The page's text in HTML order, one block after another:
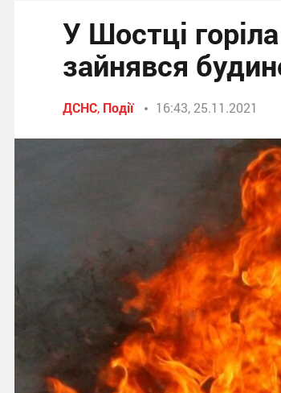
У Шостці
зайнявся
ДСНС, Події 16:43, 25.11.2021